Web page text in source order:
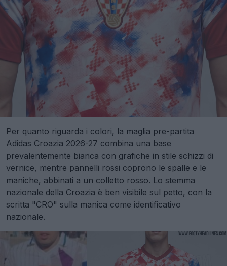
Per quanto riguarda i colori, la maglia pre-partita
Adidas Croazia 2026-27 combina una base
prevalentemente bianca con grafiche in stile schizzi di
vernice, mentre pannelli rossi coprono le spalle e le
maniche, abbinati a un colletto rosso. Lo stemma
nazionale della Croazia è ben visibile sul petto, con la
scritta "CRO" sulla manica come identificativo
nazionale.